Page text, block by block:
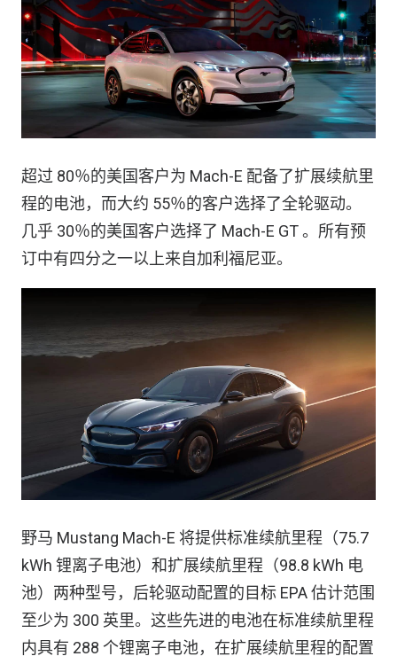
超过 80％的美国客户为 Mach-E 配备了扩展续航里
程的电池，而大约 55％的客户选择了全轮驱动。
几乎 30％的美国客户选择了 Mach-E GT 。所有预
订中有四分之一以上来自加利福尼亚。
野马 Mustang Mach-E 将提供标准续航里程（75.7
kWh 锂离子电池）和扩展续航里程（98.8 kWh 电
池）两种型号，后轮驱动配置的目标 EPA 估计范围
至少为 300 英里。这些先进的电池在标准续航里程
内具有 288 个锂离子电池，在扩展续航里程的配置